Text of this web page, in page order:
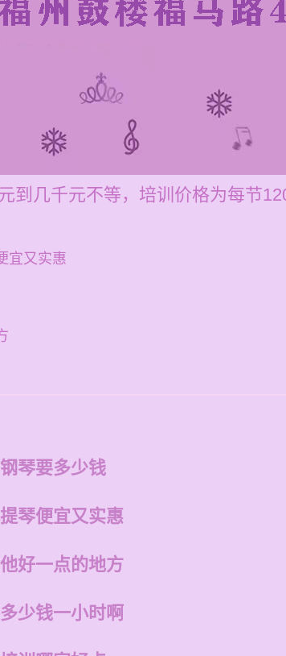
到几千元不等，培训价格为每节
宜又实惠
琴要多少钱
琴便宜又实惠
好一点的地方
少钱一小时啊